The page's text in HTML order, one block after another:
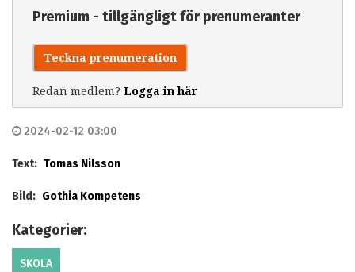
Premium - tillgängligt för prenumeranter
Teckna prenumeration
Redan medlem? Logga in här
2024-02-12 03:00
Text: Tomas Nilsson
Bild: Gothia Kompetens
Kategorier:
SKOLA